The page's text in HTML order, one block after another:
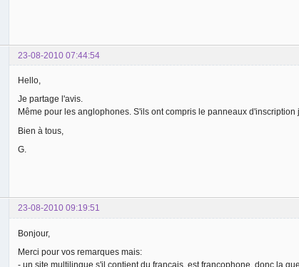
23-08-2010 07:44:54
Hello,
Je partage l'avis.
Même pour les anglophones. S'ils ont compris le panneaux
Bien à tous,
G.
23-08-2010 09:19:51
Bonjour,
Merci pour vos remarques mais:
- un site multilingue s'il contient du francais, est francophone, donc la